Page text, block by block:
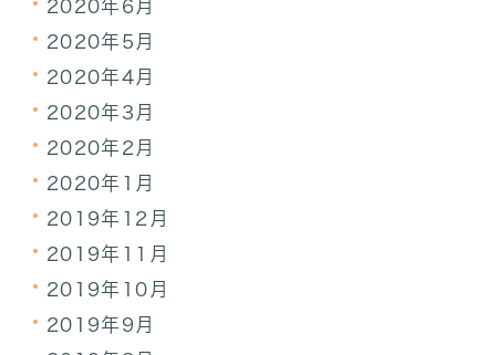
2020年6月
2020年5月
2020年4月
2020年3月
2020年2月
2020年1月
2019年12月
2019年11月
2019年10月
2019年9月